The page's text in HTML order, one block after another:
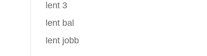
lent 3
lent bal
lent jobb